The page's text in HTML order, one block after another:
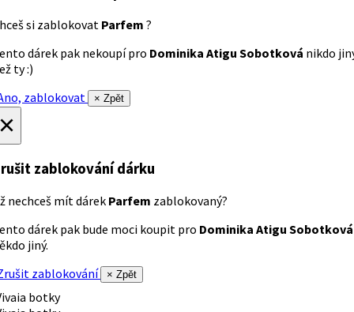
si zablokovat Parfem ?
dárek pak nekoupí pro Dominika Atigu Sobotková nikdo
ty :)
zablokovat
× Zpět
zablokování dárku
nechceš mít dárek Parfem zablokovaný?
dárek pak bude moci koupit pro Dominika Atigu Sobotková
jiný.
zablokování
× Zpět